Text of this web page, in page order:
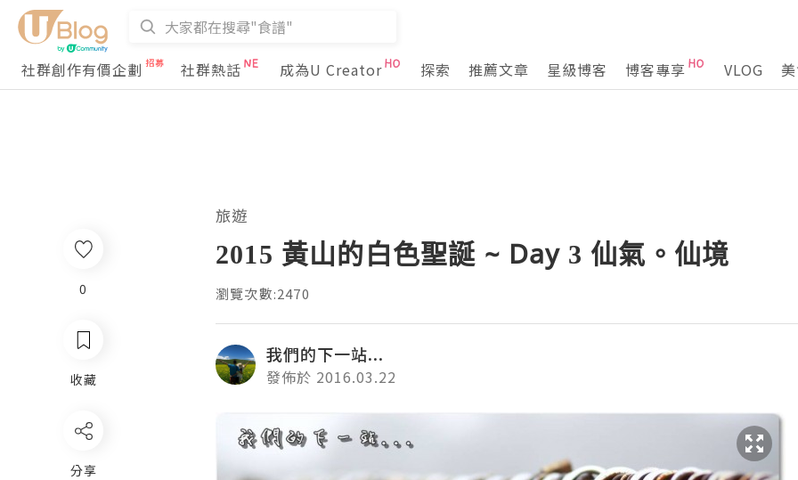
社群創作有價企劃 社群熱話 成為U Creator 探索 推薦文章 星級博客 博客專享 VLOG
0
收藏
分享
旅遊
2015 黃山的白色聖誕 ~ Day 3 仙氣。仙境
瀏覽次數:2470
我們的下一站...
發佈於 2016.03.22